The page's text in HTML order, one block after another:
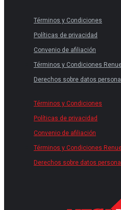
Términos y Condiciones
Políticas de privacidad
Convenio de afiliación
Términos y Condiciones
Derechos sobre datos
Términos y Condiciones
Políticas de privacidad
Convenio de afiliación
Términos y Condiciones
Derechos sobre datos